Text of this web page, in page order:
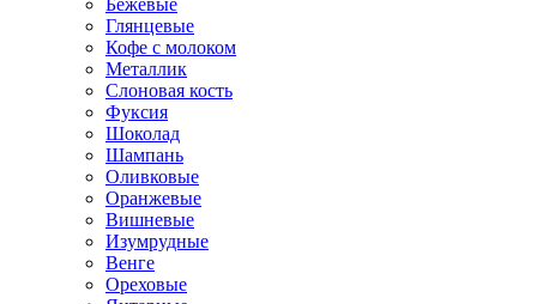
Бежевые
Глянцевые
Кофе с молоком
Металлик
Слоновая кость
Фуксия
Шоколад
Шампань
Оливковые
Оранжевые
Вишневые
Изумрудные
Венге
Ореховые